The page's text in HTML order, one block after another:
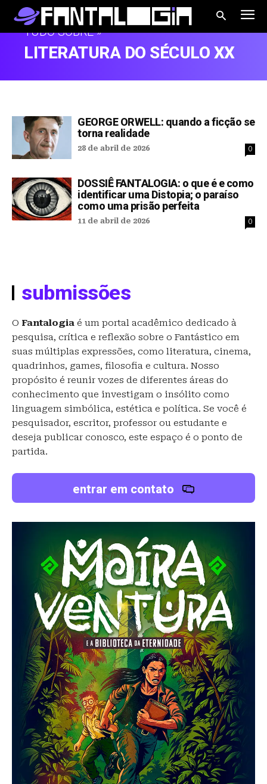
TUDO SOBRE »
LITERATURA DO SÉCULO XX
GEORGE ORWELL: quando a ficção se
torna realidade
28 de abril de 2026 0
DOSSIÊ FANTALOGIA: o que é e como
identificar uma Distopia; o paraíso
como uma prisão perfeita
11 de abril de 2026 0
submissões
O Fantalogia é um portal acadêmico dedicado à
pesquisa, crítica e reflexão sobre o Fantástico em
suas múltiplas expressões, como literatura, cinema,
quadrinhos, games, filosofia e cultura. Nosso
propósito é reunir vozes de diferentes áreas do
conhecimento que investigam o insólito como
linguagem simbólica, estética e política. Se você é
pesquisador, escritor, professor ou estudante e
deseja publicar conosco, este espaço é o ponto de
partida.
entrar em contato